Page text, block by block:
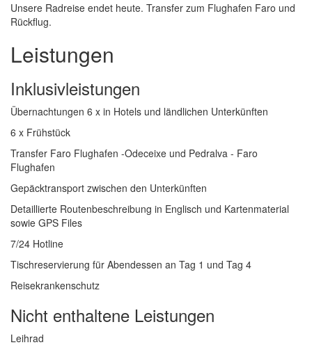
Unsere Radreise endet heute. Transfer zum Flughafen Faro und
Rückflug.
Leistungen
Inklusivleistungen
Übernachtungen 6 x in Hotels und ländlichen Unterkünften
6 x Frühstück
Transfer Faro Flughafen -Odeceixe und Pedralva - Faro
Flughafen
Gepäcktransport zwischen den Unterkünften
Detaillierte Routenbeschreibung in Englisch und Kartenmaterial
sowie GPS Files
7/24 Hotline
Tischreservierung für Abendessen an Tag 1 und Tag 4
Reisekrankenschutz
Nicht enthaltene Leistungen
Leihrad